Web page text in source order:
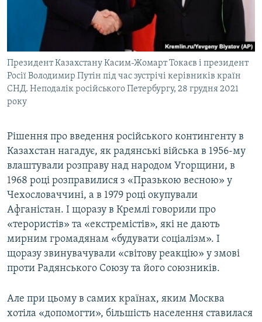
Президент Казахстану Касим-Жомарт Токаєв і президент
Росії Володимир Путін під час зустрічі керівників країн
СНД. Неподалік російського Петербургу, 28 грудня 2021
року
Рішення про введення російського контингенту в
Казахстан нагадує, як радянські війська в 1956-му
влаштували розправу над народом Угорщини, в
1968 році розправилися з «Празькою весною» у
Чехословаччині, а в 1979 році окупували
Афганістан. І щоразу в Кремлі говорили про
«терористів» та «екстремістів», які не дають
мирним громадянам «будувати соціалізм». І
щоразу звинувачували «світову реакцію» у змові
проти Радянського Союзу та його союзників.
Але при цьому в самих країнах, яким Москва
хотіла «допомогти», більшість населення ставилася